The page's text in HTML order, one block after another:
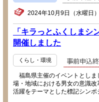
2024年10月9日（水曜日
「キラっとふくしまシ
開催しました
くらし・環境
福島県主催のイベントとしま
場・地域における男女の意識
活躍をテーマとした標記シンポ